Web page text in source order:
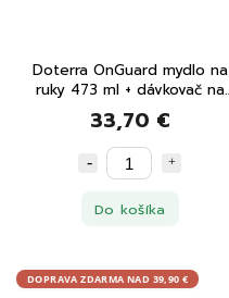
Doterra OnGuard mydlo na
ruky 473 ml + dávkovač na
mydlo 1 ks
33,70 €
Do košíka
DOPRAVA ZDARMA NAD 39,90 €